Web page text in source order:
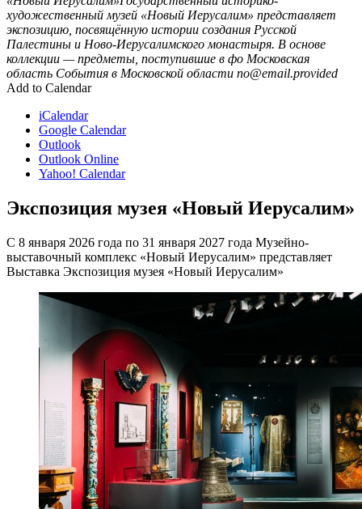
художественный музей «Новый Иерусалим» представляет
экспозицию, посвящённую истории создания Русской
Палестины и Ново-Иерусалимского монастыря. В основе
коллекции — предметы, поступившие в фо Московская
область События в Московской области no@email.provided
Add to Calendar
iCalendar
Google Calendar
Outlook
Outlook Online
Yahoo! Calendar
Экспозиция музея «Новый Иерусалим»
С 8 января 2026 года по 31 января 2027 года Музейно-
выставочный комплекс «Новый Иерусалим» представляет
Выставка Экспозиция музея «Новый Иерусалим»